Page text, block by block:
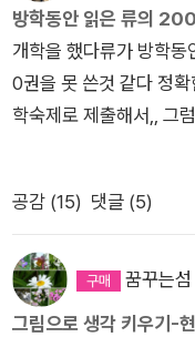
루에서 내려 한 시간 남짓
에 닿는다. 등짐도 옷도
곳에서도 보는 《호라이
타로’ 좋아하셔요?” 하
타로”를 보는 듯했다.
서 사랑받는 ‘고미 타로’
리고 ‘후라이(フライ)’
방학동안 읽은 류의 200
개학을 했다류가 방학
0권을 못 쓴것 같다 정
학숙제로 제출해서,, 그
공감 (15) 댓글 (5)
꿈꾸는섬
그림으로 생각 키우기-현